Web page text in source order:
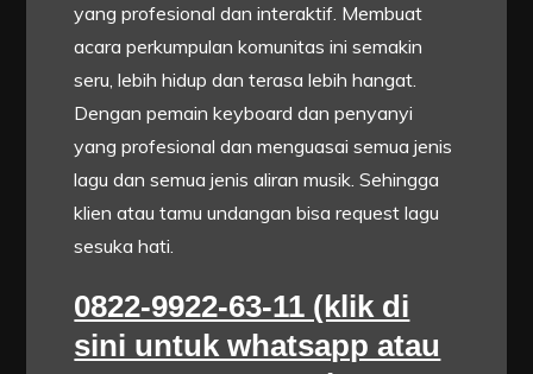
yang profesional dan interaktif. Membuat
acara perkumpulan komunitas ini semakin
seru, lebih hidup dan terasa lebih hangat.
Dengan pemain keyboard dan penyanyi
yang profesional dan menguasai semua jenis
lagu dan semua jenis aliran musik. Sehingga
klien atau tamu undangan bisa request lagu
sesuka hati.
0822-9922-63-11 (klik di
sini untuk whatsapp atau